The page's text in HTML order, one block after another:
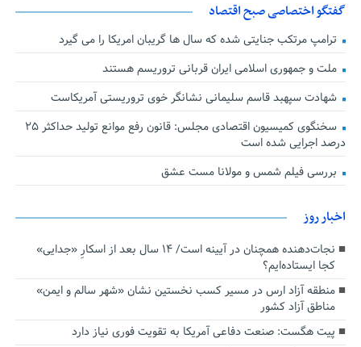
گفتگو اختصاصی صبح اقتصاد
ترامپ مرتکب جنایتی شده که سال ها گریبان امریکا را می گیرد
ملت و جمهوری اسلامی ایران قربانی تروریسم هستند
شهادت سپهبد قاسم سلیمانی نشانگر خوی تروریستی آمریکاست
سخنگوی کمیسیون اقتصادی مجلس: قانون رفع موانع تولید حداکثر ۲۵
درصد اجرایی شده است
بررسی فیلم شمس و مولانا مست عشق
اخبار روز
نجات‌دهنده‌ همچنان در آیینه است/ ۱۴ سال بعد از اسکارِ «جدایی»
کجا ایستاده‌ایم؟
منطقه آزاد ارس در مسیر کسب نخستین نشان «شهر سالم و ایمن»
مناطق آزاد کشور
پیت هگست: صنعت دفاعی آمریکا به تقویت فوری نیاز دارد